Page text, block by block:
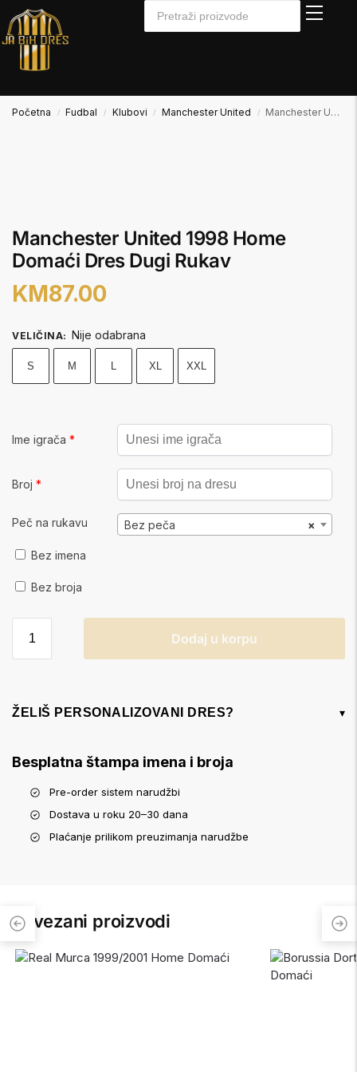
Početna / Fudbal / Klubovi / Manchester United / Manchester United 1998 Home Domaći Dres Dugi Rukav
Manchester United 1998 Home
Domaći Dres Dugi Rukav
KM87.00
VELIČINA: Nije odabrana
S M L XL XXL
Ime igrača *
Broj *
Peč na rukavu ×
Bez peča
Bez imena
Bez broja
Dodaj u korpu
ŽELIŠ PERSONALIZOVANI DRES? ▾
Besplatna štampa imena i broja
Pre-order sistem narudžbi
Dostava u roku 20–30 dana
Plaćanje prilikom preuzimanja narudžbe
Povezani proizvodi